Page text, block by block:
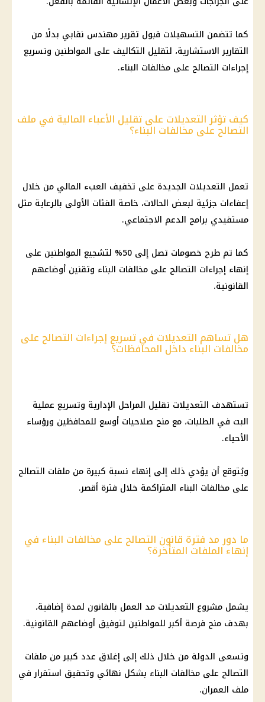
كما تتضمن التسهيلات قبول تقرير مهندس نقابي بدلًا من
التقارير الاستشارية، لتقليل التكاليف على المواطنين وتسريع
إجراءات التصالح على مخالفات البناء.
كيف تؤثر التعديلات على تقليل الأعباء المالية في ملف
التصالح على مخالفات البناء؟
تعمل التعديلات الجديدة على تخفيف العبء المالي من خلال
إعفاءات جزئية لبعض الحالات، خاصة الفئات الأولى بالرعاية مثل
مستفيدي برامج الدعم الاجتماعي.
كما تم طرح خصومات تصل إلى 50% لتشجيع المواطنين على
إنهاء إجراءات التصالح على مخالفات البناء وتقنين أوضاعهم
القانونية.
هل تساهم التعديلات في تسريع إجراءات التصالح على
مخالفات البناء داخل المحافظات؟
تستهدف التعديلات تقليل المراحل الإدارية وتسريع عملية
البت في الطلبات، مع منح صلاحيات أوسع للمحافظين ورؤساء
الأحياء.
ويُتوقع أن يؤدي ذلك إلى إنهاء نسبة كبيرة من ملفات التصالح
على مخالفات البناء المتراكمة خلال فترة أقصر.
ما دور مد فترة قانون التصالح على مخالفات البناء في
إنهاء الملفات المتأخرة؟
يشمل مشروع التعديلات مد العمل بالقانون لمدة إضافية،
بهدف منح فرصة أكبر للمواطنين لتوفيق أوضاعهم القانونية.
وتسعى الدولة من خلال ذلك إلى إغلاق عدد كبير من ملفات
التصالح على مخالفات البناء بشكل نهائي وتحقيق استقرار في
ملف العمران.